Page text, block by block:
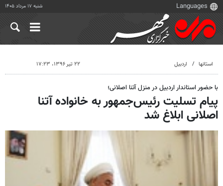
شنبه ۱۷ مرداد ۱۴۰۵
استانها اردبیل ۲۲ تیر ۱۳۹۶، ۱۷:۲۳
با حضور استاندار اردبیل در منزل آتنا اصلانی؛
پیام تسلیت رئیس‌جمهور به خانواده آتنا
اصلانی ابلاغ شد